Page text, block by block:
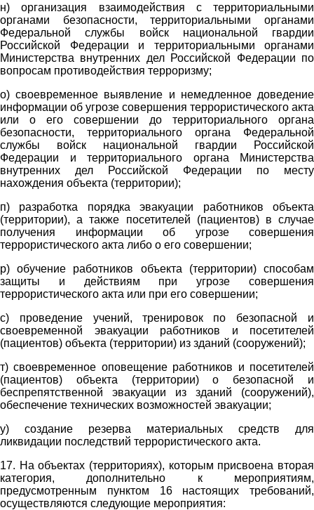
н) организация взаимодействия с территориальными
органами безопасности, территориальными органами
Федеральной службы войск национальной гвардии
Российской Федерации и территориальными органами
Министерства внутренних дел Российской Федерации по
вопросам противодействия терроризму;
о) своевременное выявление и немедленное доведение
информации об угрозе совершения террористического акта
или о его совершении до территориального органа
безопасности, территориального органа Федеральной
службы войск национальной гвардии Российской
Федерации и территориального органа Министерства
внутренних дел Российской Федерации по месту
нахождения объекта (территории);
п) разработка порядка эвакуации работников объекта
(территории), а также посетителей (пациентов) в случае
получения информации об угрозе совершения
террористического акта либо о его совершении;
р) обучение работников объекта (территории) способам
защиты и действиям при угрозе совершения
террористического акта или при его совершении;
с) проведение учений, тренировок по безопасной и
своевременной эвакуации работников и посетителей
(пациентов) объекта (территории) из зданий (сооружений);
т) своевременное оповещение работников и посетителей
(пациентов) объекта (территории) о безопасной и
беспрепятственной эвакуации из зданий (сооружений),
обеспечение технических возможностей эвакуации;
у) создание резерва материальных средств для
ликвидации последствий террористического акта.
17. На объектах (территориях), которым присвоена вторая
категория, дополнительно к мероприятиям,
предусмотренным пунктом 16 настоящих требований,
осуществляются следующие мероприятия: